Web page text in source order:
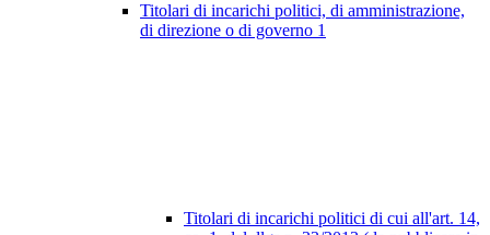
Titolari di incarichi politici, di amministrazione,
di direzione o di governo 1
Titolari di incarichi politici di cui all'art. 14,